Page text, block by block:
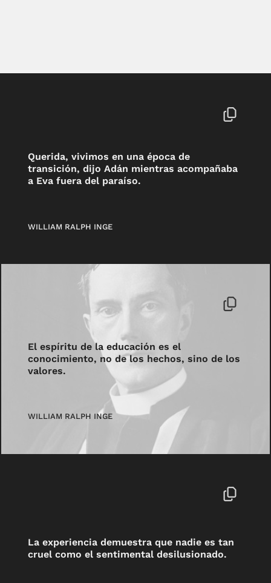
Querida, vivimos en una época de
transición, dijo Adán mientras acompañaba
a Eva fuera del paraíso.
WILLIAM RALPH INGE
El espíritu de la educación es el
conocimiento, no de los hechos, sino de los
valores.
WILLIAM RALPH INGE
La experiencia demuestra que nadie es tan
cruel como el sentimental desilusionado.